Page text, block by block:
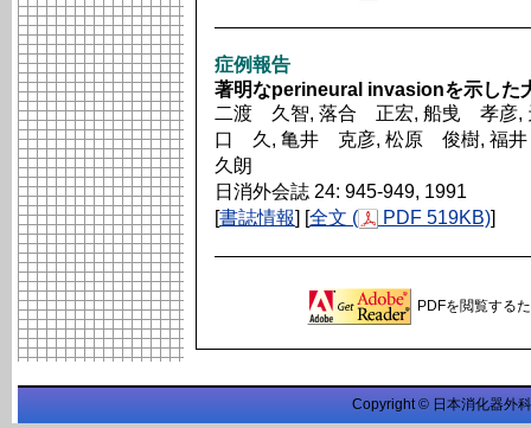
症例報告
著明なperineural invasionを示した
二渡 久智, 落合 正宏, 船曵 孝彦
口 久, 亀井 克彦, 松原 俊樹, 福
久朗
日消外会誌 24: 945-949, 1991
[書誌情報] [全文 ( PDF 519KB)]
PDFを閲覧する
Copyright © 日本消化器外